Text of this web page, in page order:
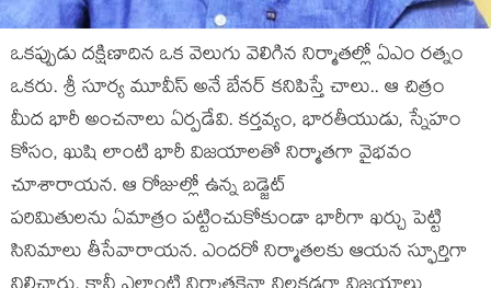
ఒకప్పుడు దక్షిణాదిన ఒక వెలుగు వెలిగిన నిర్మాతల్లో ఏఎం రత్నం
ఒకరు. శ్రీ సూర్య మూవీస్ అనే బేనర్ కనిపిస్తే చాలు.. ఆ చిత్రం
మీద భారీ అంచనాలు ఏర్పడేవి. కర్తవ్యం, భారతీయుడు, స్నేహం
కోసం, ఖుషి లాంటి భారీ విజయాలతో నిర్మాతగా వైభవం
చూశారాయన. ఆ రోజుల్లో ఉన్న బడ్జెట్
పరిమితులను ఏమాత్రం పట్టించుకోకుండా భారీగా ఖర్చు పెట్టి
సినిమాలు తీసేవారాయన. ఎందరో నిర్మాతలకు ఆయన స్ఫూర్తిగా